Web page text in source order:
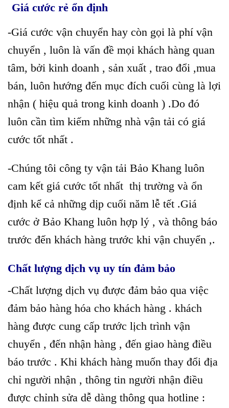
Giá cước rẻ ổn định
-Giá cước vận chuyển hay còn gọi là phí vận
chuyển , luôn là vấn đề mọi khách hàng quan
tâm, bởi kinh doanh , sản xuất , trao đổi ,mua
bán, luôn hướng đến mục đích cuối cùng là lợi
nhận ( hiệu quả trong kinh doanh ) .Do đó
luôn cần tìm kiếm những nhà vận tải có giá
cước tốt nhất .
-Chúng tôi công ty vận tải Bảo Khang luôn
cam kết giá cước tốt nhất thị trường và ổn
định kể cả những dịp cuối năm lễ tết .Giá
cước ở Bảo Khang luôn hợp lý , và thông báo
trước đến khách hàng trước khi vận chuyển ,.
Chất lượng dịch vụ uy tín đảm bảo
-Chất lượng dịch vụ được đảm bảo qua việc
đảm bảo hàng hóa cho khách hàng . khách
hàng được cung cấp trước lịch trình vận
chuyển , đến nhận hàng , đến giao hàng điều
báo trước . Khi khách hàng muốn thay đổi địa
chỉ người nhận , thông tin người nhận điều
được chỉnh sửa dễ dàng thông qua hotline :